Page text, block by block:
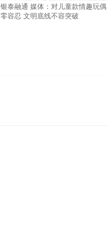
银泰融通 媒体：对儿童款情趣玩偶
零容忍 文明底线不容突破